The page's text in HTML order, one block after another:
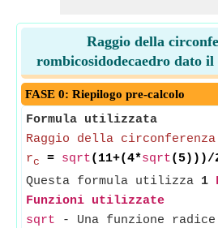
Raggio della
rombicosidodecaedro dato il
FASE 0: Riepilogo pre-calcolo
Formula utilizzata
Raggio della
rc = sqrt(11+(4*sqrt(5)))/
Questa formula utilizza 1
Funzioni utilizzate
sqrt - Una funzione